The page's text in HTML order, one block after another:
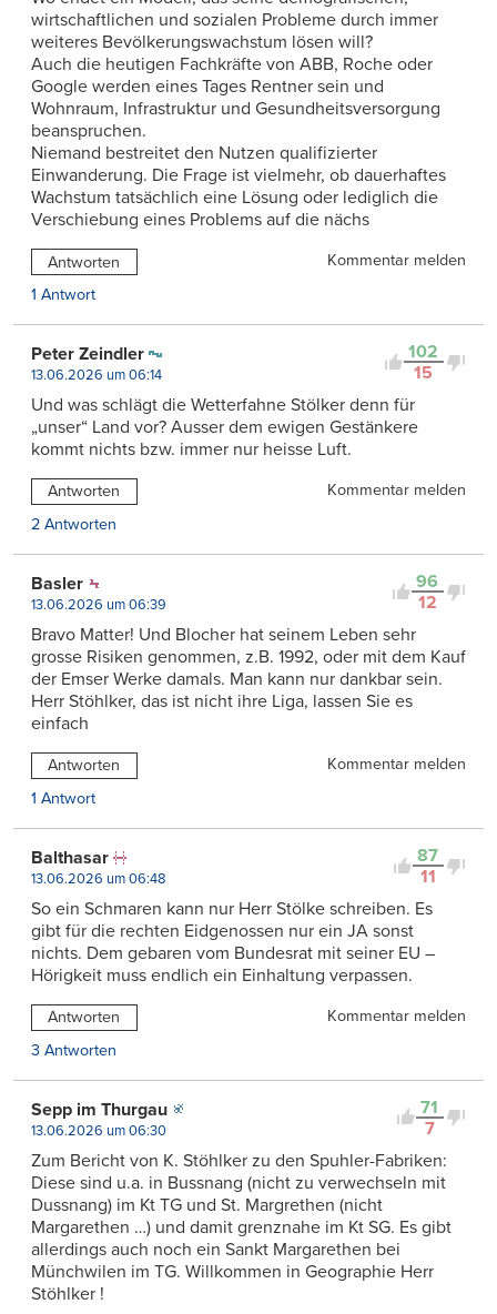
wirtschaftlichen und sozialen Probleme durch immer
weiteres Bevölkerungswachstum lösen will?
Auch die heutigen Fachkräfte von ABB, Roche oder
Google werden eines Tages Rentner sein und
Wohnraum, Infrastruktur und Gesundheitsversorgung
beanspruchen.
Niemand bestreitet den Nutzen qualifizierter
Einwanderung. Die Frage ist vielmehr, ob dauerhaftes
Wachstum tatsächlich eine Lösung oder lediglich die
Verschiebung eines Problems auf die nächs
Antworten
Kommentar melden
1 Antwort
102
15
Peter Zeindler
13.06.2026 um 06:14
Und was schlägt die Wetterfahne Stölker denn für
„unser“ Land vor? Ausser dem ewigen Gestänkere
kommt nichts bzw. immer nur heisse Luft.
Antworten
Kommentar melden
2 Antworten
96
12
Basler
13.06.2026 um 06:39
Bravo Matter! Und Blocher hat seinem Leben sehr
grosse Risiken genommen, z.B. 1992, oder mit dem Kauf
der Emser Werke damals. Man kann nur dankbar sein.
Herr Stöhlker, das ist nicht ihre Liga, lassen Sie es
einfach
Antworten
Kommentar melden
1 Antwort
87
11
Balthasar
13.06.2026 um 06:48
So ein Schmaren kann nur Herr Stölke schreiben. Es
gibt für die rechten Eidgenossen nur ein JA sonst
nichts. Dem gebaren vom Bundesrat mit seiner EU –
Hörigkeit muss endlich ein Einhaltung verpassen.
Antworten
Kommentar melden
3 Antworten
71
7
Sepp im Thurgau
13.06.2026 um 06:30
Zum Bericht von K. Stöhlker zu den Spuhler-Fabriken:
Diese sind u.a. in Bussnang (nicht zu verwechseln mit
Dussnang) im Kt TG und St. Margrethen (nicht
Margarethen …) und damit grenznahe im Kt SG. Es gibt
allerdings auch noch ein Sankt Margarethen bei
Münchwilen im TG. Willkommen in Geographie Herr
Stöhlker !